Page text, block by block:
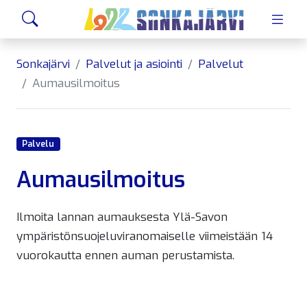
Siirry sivusisältöön
Sonkajärvi Palvelut ja asiointi
Palvelut
Aumausilmoitus
Palvelu
Aumausilmoitus
Ilmoita lannan aumauksesta Ylä-Savon
ympäristönsuojeluviranomaiselle viimeistään 14
vuorokautta ennen auman perustamista.